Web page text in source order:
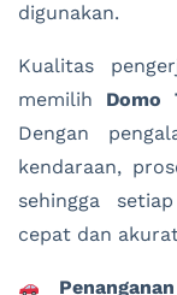
digunakan.
Kualitas
memilih Domo
Dengan
kendaraan,
sehingga
cepat dan